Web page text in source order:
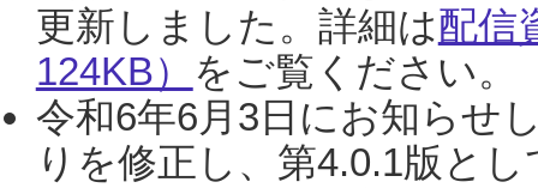
更新しました。詳細は配信
124KB） をご覧ください。
令和6年6月3日にお知らせ
りを修正し、第4.0.1版と